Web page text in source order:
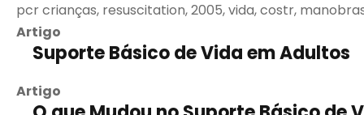
pcr crianças, resuscitation, 2005, vida, costr,
Artigo
Suporte Básico de Vida em Adultos
Artigo